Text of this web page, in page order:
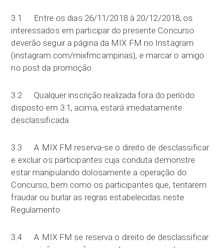
3.1 Entre os dias 26/11/2018 à 20/12/2018, os
interessados em participar do presente Concurso
deverão seguir a página da MIX FM no Instagram
(instagram.com/mixfmcampinas), e marcar o amigo
no post da promoção.
3.2 Qualquer inscrição realizada fora do período
disposto em 3.1, acima, estará imediatamente
desclassificada.
3.3 A MIX FM reserva-se o direito de desclassificar
e excluir os participantes cuja conduta demonstre
estar manipulando dolosamente a operação do
Concurso, bem como os participantes que, tentarem
fraudar ou burlar as regras estabelecidas neste
Regulamento.
3.4 A MIX FM se reserva o direito de desclassificar